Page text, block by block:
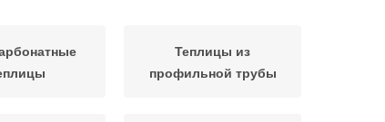
Теплицы из
профильной трубы